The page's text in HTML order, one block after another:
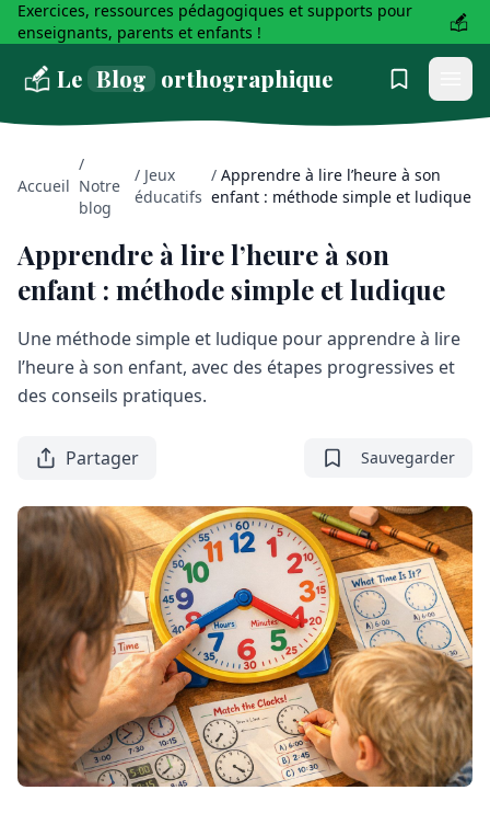
Exercices, ressources pédagogiques et supports pour
enseignants, parents et enfants !
Le Blog orthographique
Accueil
/
Notre
blog
/ Jeux
éducatifs
/ Apprendre à lire l’heure à son
enfant : méthode simple et ludique
Apprendre à lire l’heure à son
enfant : méthode simple et ludique
Une méthode simple et ludique pour apprendre à lire
l’heure à son enfant, avec des étapes progressives et
des conseils pratiques.
Partager Sauvegarder